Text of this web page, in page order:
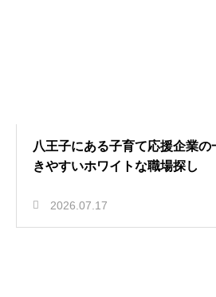
八王子にある子育て応援企業
きやすいホワイトな職場探し
2026.07.17